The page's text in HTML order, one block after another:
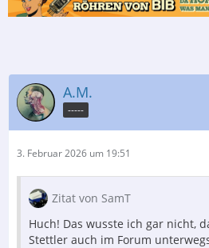
A.M.
-----
3. Februar 2026 um 19:51
Zitat von SamT
Huch! Das wusste ich gar nicht,
Stettler auch im Forum